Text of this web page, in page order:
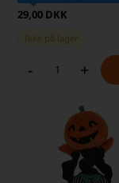
29,00 DKK
Ikke på lager
- +